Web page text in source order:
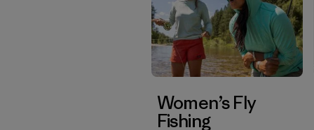
Women’s Fly
Fishing